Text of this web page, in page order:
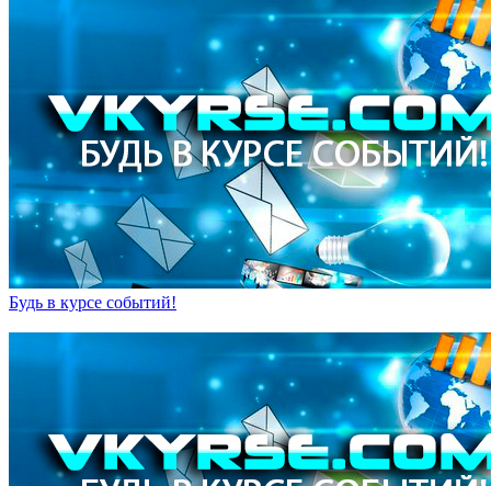
Будь в курсе событий!